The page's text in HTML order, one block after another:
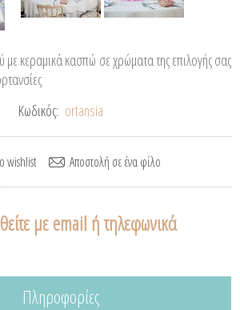
με κεραμικά κασπώ σε χρώματα της επιλογής σας
Κωδικός: ortansia
με email ή τηλεφωνικά
Πληροφορίες